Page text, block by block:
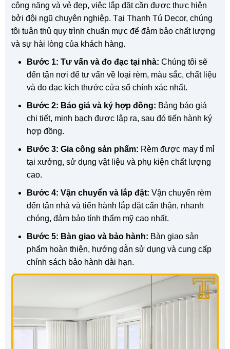
công năng và vẻ đẹp, việc lắp đặt cần được thực hiện
bởi đội ngũ chuyên nghiệp. Tại Thanh Tú Decor, chúng
tôi tuân thủ quy trình chuẩn mực để đảm bảo chất lượng
và sự hài lòng của khách hàng.
Bước 1: Tư vấn và đo đạc tại nhà: Chúng tôi sẽ
đến tận nơi để tư vấn về loại rèm, màu sắc, chất liệu
và đo đạc kích thước cửa sổ chính xác nhất.
Bước 2: Báo giá và ký hợp đồng: Bảng báo giá
chi tiết, minh bạch được lập ra, sau đó tiến hành ký
hợp đồng.
Bước 3: Gia công sản phẩm: Rèm được may tỉ mỉ
tại xưởng, sử dụng vật liệu và phụ kiện chất lượng
cao.
Bước 4: Vận chuyển và lắp đặt: Vận chuyển rèm
đến tận nhà và tiến hành lắp đặt cẩn thận, nhanh
chóng, đảm bảo tính thẩm mỹ cao nhất.
Bước 5: Bàn giao và bảo hành: Bàn giao sản
phẩm hoàn thiện, hướng dẫn sử dụng và cung cấp
chính sách bảo hành dài hạn.